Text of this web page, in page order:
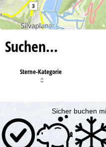
Suchen…
Sterne-Kategorie
Sicher buchen